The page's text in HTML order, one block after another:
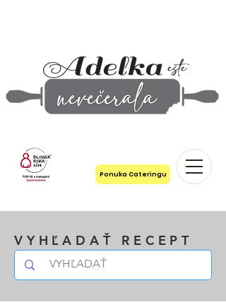
Ponuka Cateringu
VYHĽADAŤ RECEPT